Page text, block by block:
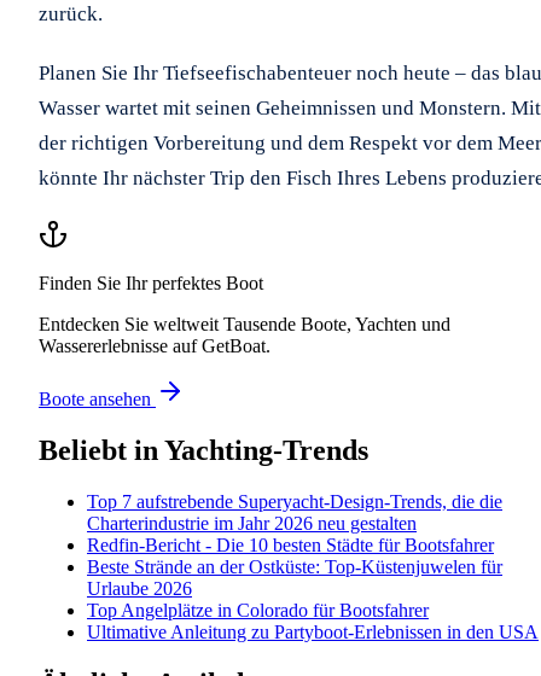
zurück.
Planen Sie Ihr Tiefseefischabenteuer noch heute – das
Wasser wartet mit seinen Geheimnissen und Monstern. Mit
der richtigen Vorbereitung und dem Respekt vor dem Meer
könnte Ihr nächster Trip den Fisch Ihres Lebens
Finden Sie Ihr perfektes Boot
Entdecken Sie weltweit Tausende Boote, Yachten und
Wassererlebnisse auf GetBoat.
Boote ansehen
Beliebt in Yachting-Trends
Top 7 aufstrebende Superyacht-Design-Trends, die die
Charterindustrie im Jahr 2026 neu gestalten
Redfin-Bericht - Die 10 besten Städte für Bootsfahrer
Beste Strände an der Ostküste: Top-Küstenjuwelen für
Urlaube 2026
Top Angelplätze in Colorado für Bootsfahrer
Ultimative Anleitung zu Partyboot-Erlebnissen in den USA